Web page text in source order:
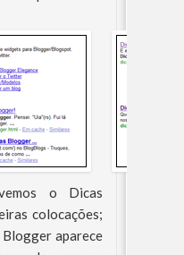
o Dicas
colocações;
aparece